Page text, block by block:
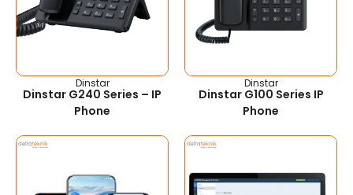
Dinstar
Dinstar G240 Series – IP
Phone
Dinstar
Dinstar G100 Series IP
Phone